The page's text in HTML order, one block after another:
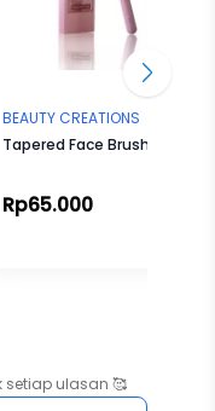
BEAUTY CREATIONS
Tapered Face Brush
Rp65.000
setiap ulasan 🥰